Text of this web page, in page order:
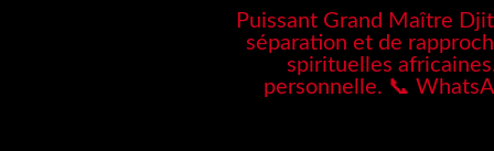
Puissant Grand Maître
séparation et de
spirituelles
personnelle. 📞